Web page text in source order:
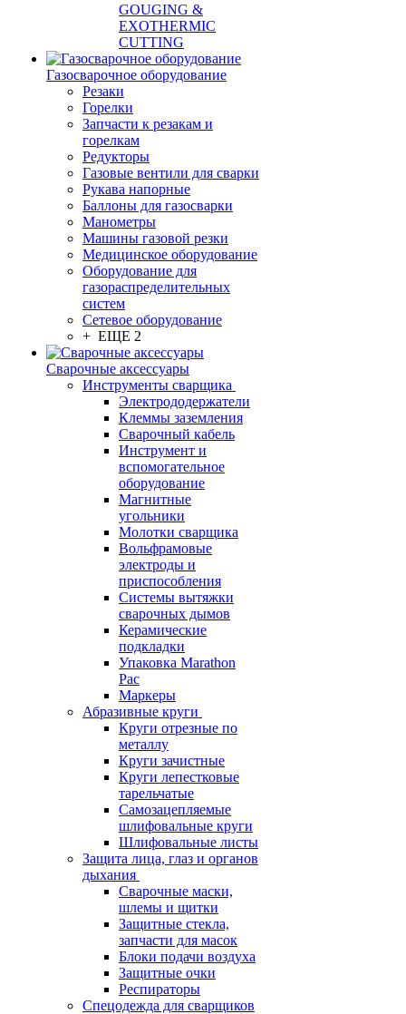
GOUGING &
EXOTHERMIC
CUTTING
Газосварочное оборудование
Резаки
Горелки
Запчасти к резакам и
горелкам
Редукторы
Газовые вентили для сварки
Рукава напорные
Баллоны для газосварки
Манометры
Машины газовой резки
Медицинское оборудование
Оборудование для
газораспределительных
систем
Сетевое оборудование
+ ЕЩЕ 2
Сварочные аксессуары
Инструменты сварщика
Электрододержатели
Клеммы заземления
Сварочный кабель
Инструмент и
вспомогательное
оборудование
Магнитные
угольники
Молотки сварщика
Вольфрамовые
электроды и
приспособления
Системы вытяжки
сварочных дымов
Керамические
подкладки
Упаковка Marathon
Pac
Маркеры
Абразивные круги
Круги отрезные по
металлу
Круги зачистные
Круги лепестковые
тарельчатые
Самозацепляемые
шлифовальные круги
Шлифовальные листы
Защита лица, глаз и органов
дыхания
Сварочные маски,
шлемы и щитки
Защитные стекла,
запчасти для масок
Блоки подачи воздуха
Защитные очки
Респираторы
Спецодежда для сварщиков